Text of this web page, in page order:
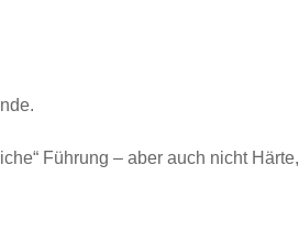
Führung – aber auch nicht Härte,